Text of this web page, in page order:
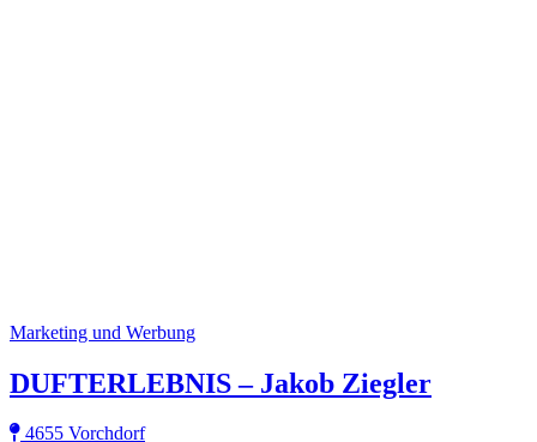
Marketing und Werbung
DUFTERLEBNIS – Jakob Ziegler
4655 Vorchdorf